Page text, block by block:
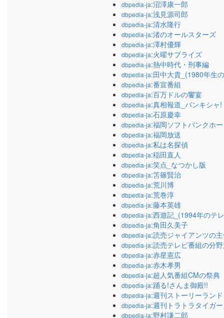
dbpedia-ja:沼澤康一郎
dbpedia-ja:浅見源司郎
dbpedia-ja:清水隆行
dbpedia-ja:渚のオールスターズ
dbpedia-ja:澤村優輝
dbpedia-ja:火曜サプライズ
dbpedia-ja:熱中時代・刑事編
dbpedia-ja:田中大貴_(1980年生
dbpedia-ja:番宣番組
dbpedia-ja:百万ドルの饗宴
dbpedia-ja:真相報道_バンキシャ!
dbpedia-ja:石原慶幸
dbpedia-ja:福岡ソフトバンクホ
dbpedia-ja:福岡放送
dbpedia-ja:私は名探偵
dbpedia-ja:稲田直人
dbpedia-ja:笑点_なつかし版
dbpedia-ja:笘篠賢治
dbpedia-ja:荒川博
dbpedia-ja:荒巻淳
dbpedia-ja:藤本英雄
dbpedia-ja:西遊記_(1994年のテ
dbpedia-ja:角田久美子
dbpedia-ja:読売ジャイアンツの
dbpedia-ja:読売テレビ番組の分
dbpedia-ja:赤星憲広
dbpedia-ja:赤木孝男
dbpedia-ja:超人気番組CMの祭典
dbpedia-ja:踊る!さんま御殿!!
dbpedia-ja:週刊ストーリーランド
dbpedia-ja:週刊トラトラタイガ
dbpedia-ja:野村謙二郎